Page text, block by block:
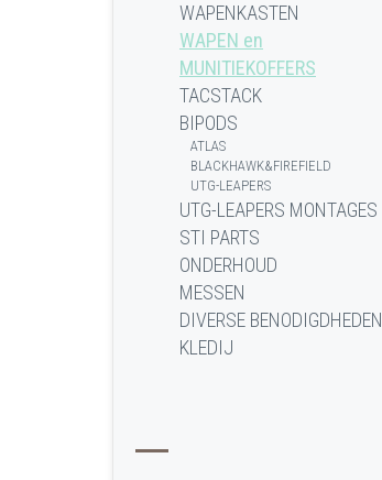
WAPENKASTEN
WAPEN en
MUNITIEKOFFERS
TACSTACK
BIPODS
ATLAS
BLACKHAWK&FIREFIELD
UTG-LEAPERS
UTG-LEAPERS MONTAGES
STI PARTS
ONDERHOUD
MESSEN
DIVERSE BENODIGDHEDEN
KLEDIJ